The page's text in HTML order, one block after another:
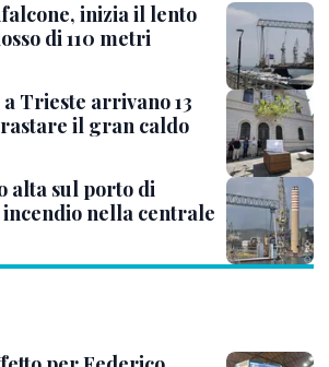
inizia il lento
di 110 metri
Trieste arrivano 13
il gran caldo
alta sul porto di
nella centrale